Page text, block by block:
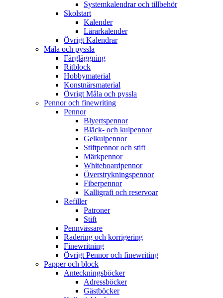
Systemkalendrar och tillbehör
Skolstart
Kalender
Lärarkalender
Övrigt Kalendrar
Måla och pyssla
Färgläggning
Ritblock
Hobbymaterial
Konstnärsmaterial
Övrigt Måla och pyssla
Pennor och finewriting
Pennor
Blyertspennor
Bläck- och kulpennor
Gelkulpennor
Stiftpennor och stift
Märkpennor
Whiteboardpennor
Överstrykningspennor
Fiberpennor
Kalligrafi och reservoar
Refiller
Patroner
Stift
Pennvässare
Radering och korrigering
Finewritning
Övrigt Pennor och finewriting
Papper och block
Anteckningsböcker
Adressböcker
Gästböcker